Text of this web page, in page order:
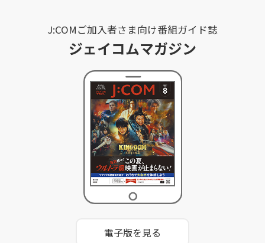
J:COMご加入者さま向け番組ガイド誌
ジェイコムマガジン
電子版を見る